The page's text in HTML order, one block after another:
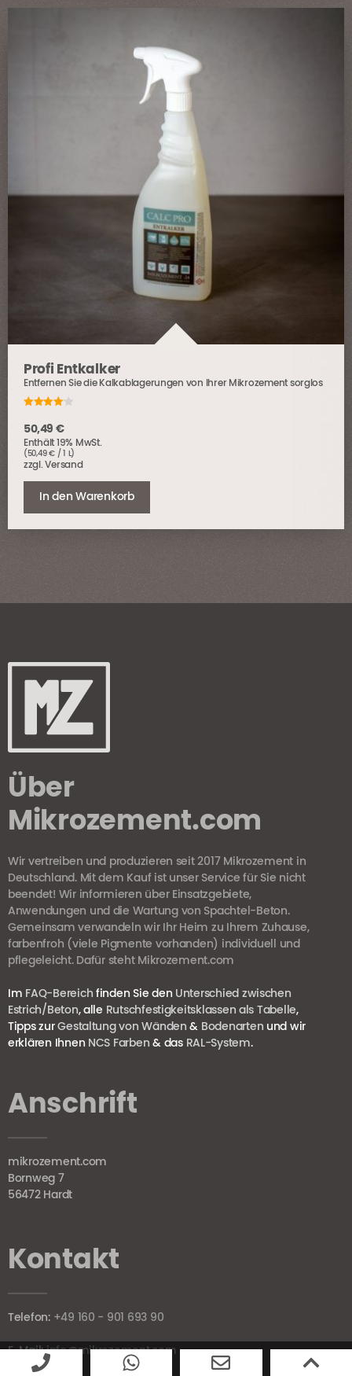
Profi Entkalker
Entfernen Sie die Kalkablagerungen von Ihrer Mikrozement sorglos
out of 5
50,49 €
Enthält 19% MwSt.
( 50,49€/ 1 L)
zzgl.Versand
In den Warenkorb
Über
Mikrozement.com
Wir vertreiben und produzieren seit 2017 Mikrozement in
Deutschland. Mit dem Kauf ist unser Service für Sie nicht
beendet! Wir informieren über Einsatzgebiete,
Anwendungen und die Wartung von Spachtel-Beton.
Gemeinsam verwandeln wir Ihr Heim zu Ihrem Zuhause,
farbenfroh (viele Pigmente vorhanden) individuell und
pflegeleicht. Dafür steht Mikrozement.com
Im FAQ-Bereich finden Sie den Unterschied zwischen
Estrich/Beton, alle Rutschfestigkeitsklassen als Tabelle,
Tipps zurGestaltung von Wänden & Bodenarten und wir
erklären Ihnen NCS Farben & das RAL-System.
Anschrift
mikrozement.com
Bornweg 7
56472 Hardt
Kontakt
Telefon: +49 160 - 901 693 90
E-Mail:info@mikrozement.com